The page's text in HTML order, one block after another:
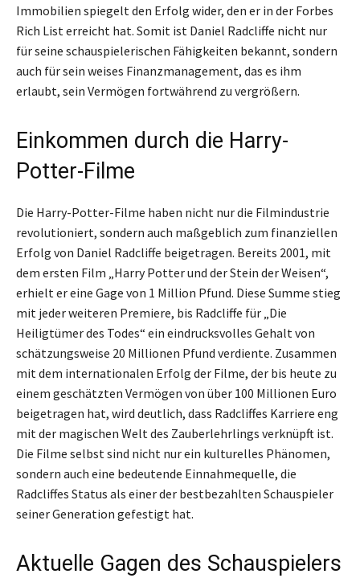
Immobilien spiegelt den Erfolg wider, den er in der Forbes
Rich List erreicht hat. Somit ist Daniel Radcliffe nicht nur
für seine schauspielerischen Fähigkeiten bekannt, sondern
auch für sein weises Finanzmanagement, das es ihm
erlaubt, sein Vermögen fortwährend zu vergrößern.
Einkommen durch die Harry-
Potter-Filme
Die Harry-Potter-Filme haben nicht nur die Filmindustrie
revolutioniert, sondern auch maßgeblich zum finanziellen
Erfolg von Daniel Radcliffe beigetragen. Bereits 2001, mit
dem ersten Film „Harry Potter und der Stein der Weisen“,
erhielt er eine Gage von 1 Million Pfund. Diese Summe stieg
mit jeder weiteren Premiere, bis Radcliffe für „Die
Heiligtümer des Todes“ ein eindrucksvolles Gehalt von
schätzungsweise 20 Millionen Pfund verdiente. Zusammen
mit dem internationalen Erfolg der Filme, der bis heute zu
einem geschätzten Vermögen von über 100 Millionen Euro
beigetragen hat, wird deutlich, dass Radcliffes Karriere eng
mit der magischen Welt des Zauberlehrlings verknüpft ist.
Die Filme selbst sind nicht nur ein kulturelles Phänomen,
sondern auch eine bedeutende Einnahmequelle, die
Radcliffes Status als einer der bestbezahlten Schauspieler
seiner Generation gefestigt hat.
Aktuelle Gagen des Schauspielers